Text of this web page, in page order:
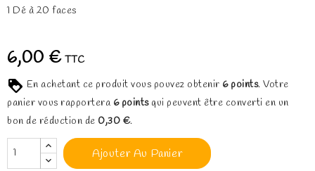
1 Dé à 20 faces
6,00 € TTC
En achetant ce produit vous pouvez obtenir 6 points. Votre
panier vous rapportera 6pointsqui peuvent être converti en un
bon de réduction de 0,30 €.
Ajouter Au Panier